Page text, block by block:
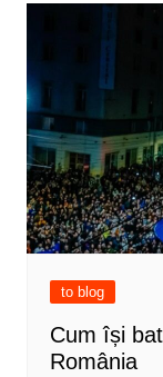
to blog
Cum își
România